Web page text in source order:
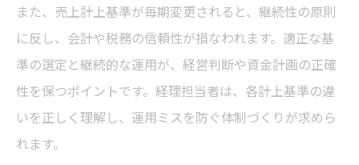
また、売上計上基準が毎期変更されると、継続性の原則
に反し、会計や税務の信頼性が損なわれます。適正な基
準の選定と継続的な運用が、経営判断や資金計画の正確
性を保つポイントです。経理担当者は、各計上基準の違
いを正しく理解し、運用ミスを防ぐ体制づくりが求めら
れます。